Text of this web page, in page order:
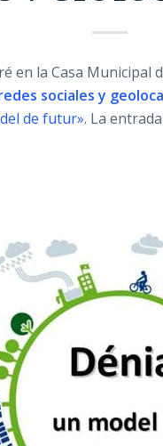
en la Casa Municipal
sociales y
de futur». La